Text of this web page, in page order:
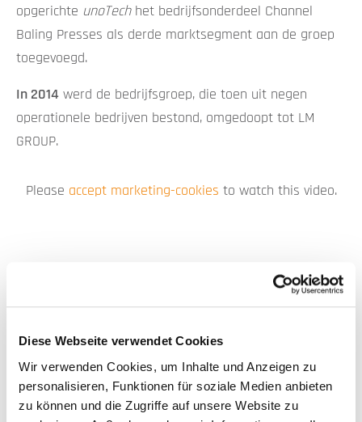
Diese Webseite verwendet Cookies
Wir verwenden Cookies, um Inhalte und Anzeigen zu
personalisieren, Funktionen für soziale Medien anbieten
zu können und die Zugriffe auf unsere Website zu
opgerichte unoTechhet bedrijfsonderdeel Channel
Baling Presses als derde marktsegment aan de groep
toegevoegd.
In 2014 werd de bedrijfsgroep, die toen uit negen
operationele bedrijven bestond, omgedoopt tot LM
GROUP.
Please accept marketing-cookies to watch this video.